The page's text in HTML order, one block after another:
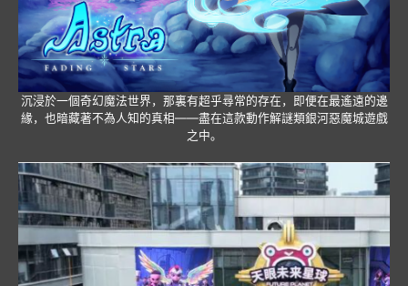
沉浸於一個奇幻魔法世界，那裏有超乎尋常的存在，即便在最遙遠的邊
緣，也暗藏著不為人知的真相——盡在這款動作解謎類銀河惡魔城遊戲
之中。